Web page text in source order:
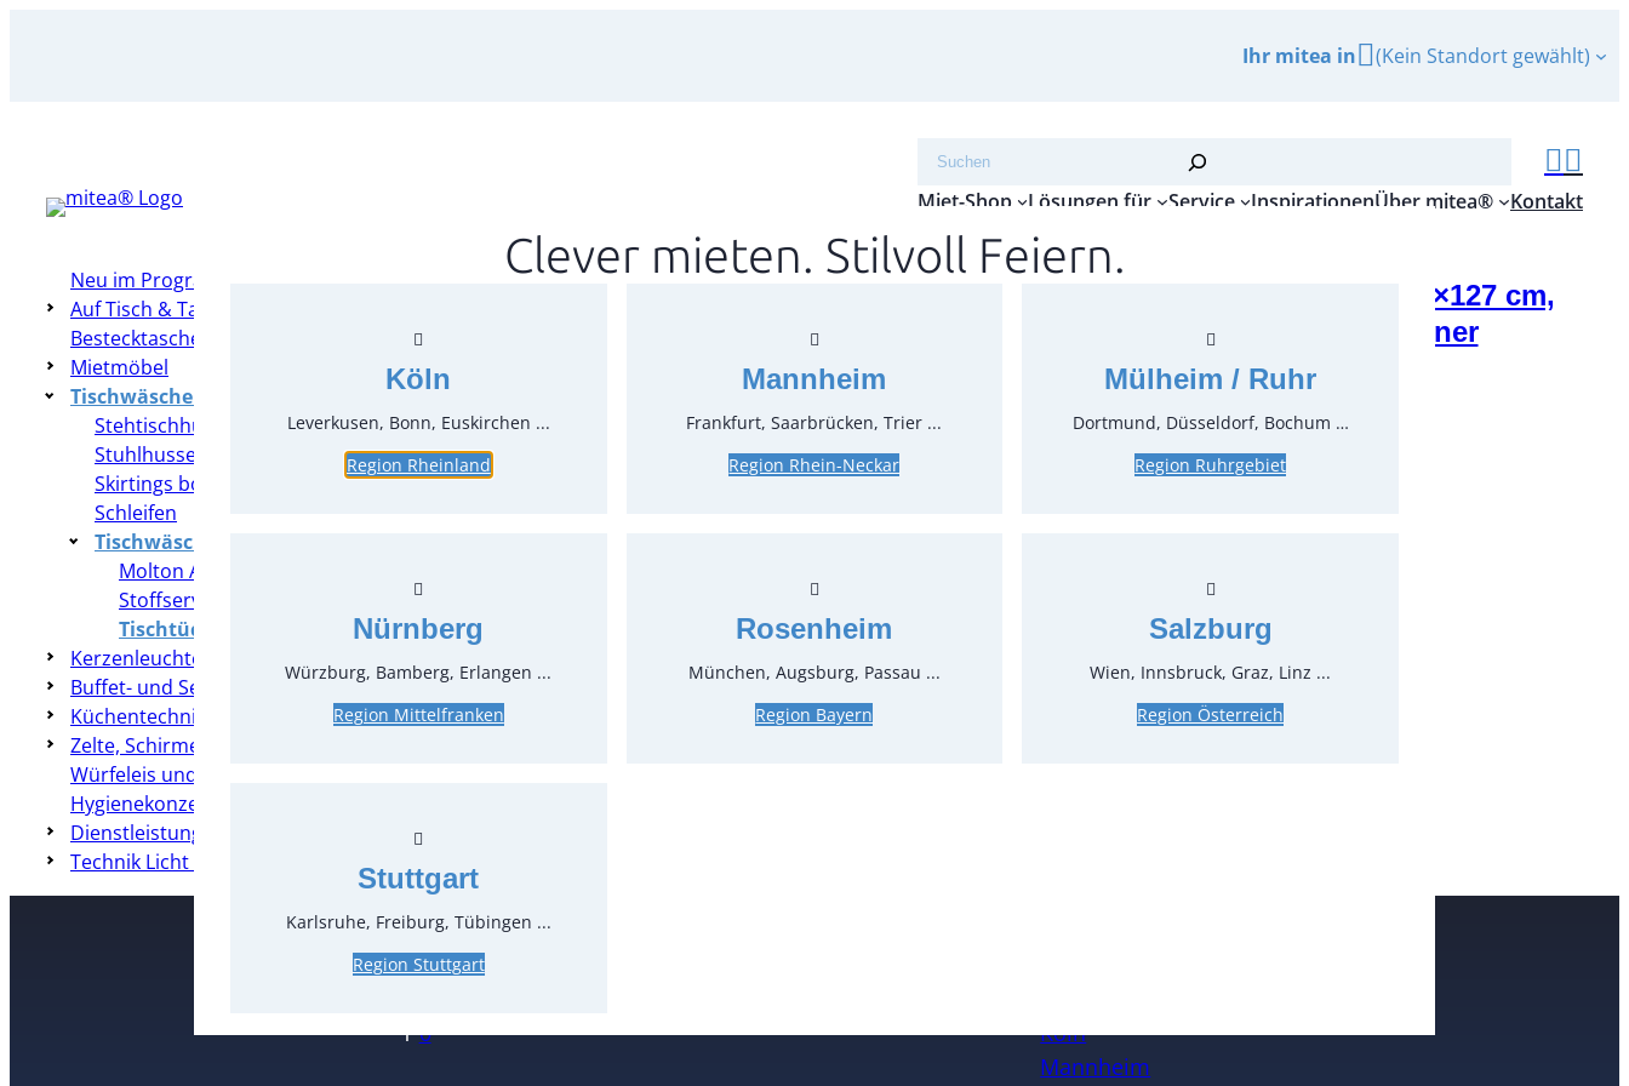
Ihr mitea in (Kein Standort gewählt)
Suchen
Miet-Shop
Lösungen für Service InspirationenÜber mitea® Kontakt
Neu im Programm
Auf Tisch & Tafel – Table Top
Bestecktaschen
Mietmöbel
Tischwäsche & Hussen
Stehtischhussen
Stuhlhussen
Skirtings bodenlang
Schleifen
Tischwäsche
Molton Auflagen
Stoffservietten Mundservietten
Tischtücher
Kerzenleuchter & Dekoration
Buffet- und Servierzubehör
Küchentechnik
Zelte, Schirme, Heizung & Co
Würfeleis und Crushed-Eis
Hygienekonzepte
Dienstleistungen
Technik Licht & Ton
Tischtuch Evolin von Duni 127×127 cm,
Einweg, Farbe cream champagner
71912
Kontakt
T0
Köln
Mannheim
Clever mieten. Stilvoll Feiern.
Köln
Leverkusen, Bonn, Euskirchen ...
Region Rheinland
Mannheim
Frankfurt, Saarbrücken, Trier ...
Region Rhein-Neckar
Mülheim / Ruhr
Dortmund, Düsseldorf, Bochum …
Region Ruhrgebiet
Nürnberg
Würzburg, Bamberg, Erlangen ...
Region Mittelfranken
Rosenheim
München, Augsburg, Passau ...
Region Bayern
Salzburg
Wien, Innsbruck, Graz, Linz ...
Region Österreich
Stuttgart
Karlsruhe, Freiburg, Tübingen ...
Region Stuttgart